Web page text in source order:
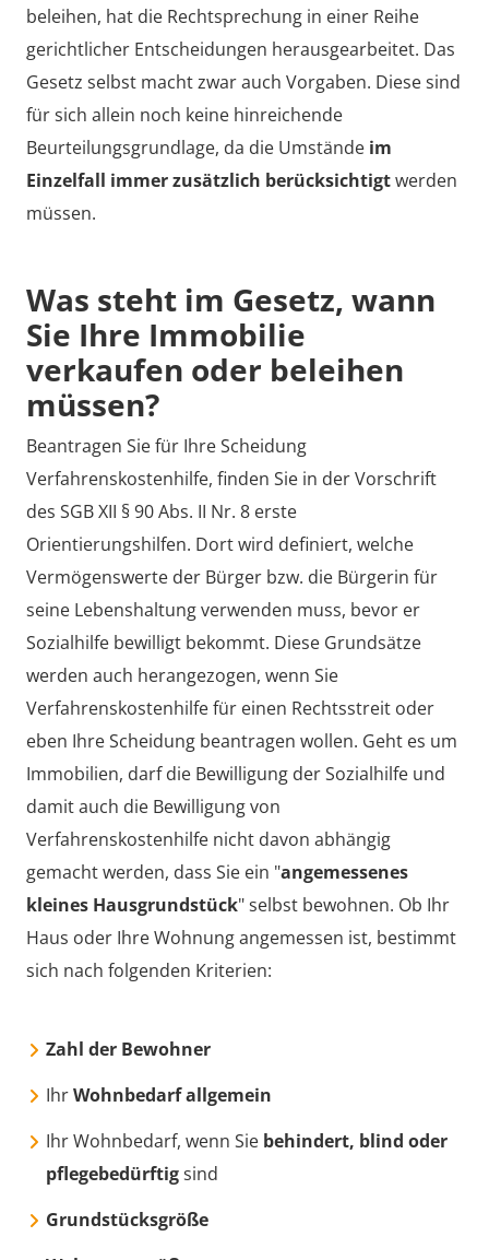
beleihen, hat die Rechtsprechung in einer Reihe
gerichtlicher Entscheidungen herausgearbeitet. Das
Gesetz selbst macht zwar auch Vorgaben. Diese sind
für sich allein noch keine hinreichende
Beurteilungsgrundlage, da die Umstände im
Einzelfall immer zusätzlich berücksichtigtwerden
müssen.
Was steht im Gesetz, wann
Sie Ihre Immobilie
verkaufen oder beleihen
müssen?
Beantragen Sie für Ihre Scheidung
Verfahrenskostenhilfe, finden Sie in der Vorschrift
des SGB XII § 90 Abs. II Nr. 8 erste
Orientierungshilfen. Dort wird definiert, welche
Vermögenswerte der Bürger bzw. die Bürgerin für
seine Lebenshaltung verwenden muss, bevor er
Sozialhilfe bewilligt bekommt. Diese Grundsätze
werden auch herangezogen, wenn Sie
Verfahrenskostenhilfe für einen Rechtsstreit oder
eben Ihre Scheidung beantragen wollen. Geht es um
Immobilien, darf die Bewilligung der Sozialhilfe und
damit auch die Bewilligung von
Verfahrenskostenhilfe nicht davon abhängig
gemacht werden, dass Sie ein "angemessenes
kleines Hausgrundstück" selbst bewohnen. Ob Ihr
Haus oder Ihre Wohnung angemessen ist, bestimmt
sich nach folgenden Kriterien:
Zahl der Bewohner
IhrWohnbedarf allgemein
Ihr Wohnbedarf, wenn Sie behindert, blind oder
pflegebedürftigsind
Grundstücksgröße